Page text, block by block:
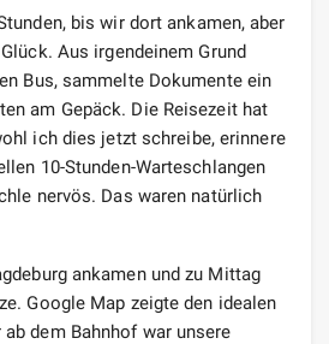
bis wir dort ankamen, aber
Aus irgendeinem Grund
Bus, sammelte Dokumente ein
am Gepäck. Die Reisezeit hat
ich dies jetzt schreibe, erinnere
10-Stunden-Warteschlangen
nervös. Das waren natürlich
ankamen und zu Mittag
Google Map zeigte den idealen
dem Bahnhof war unsere